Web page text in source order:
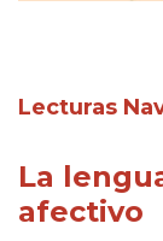
Lecturas
La
afectivo